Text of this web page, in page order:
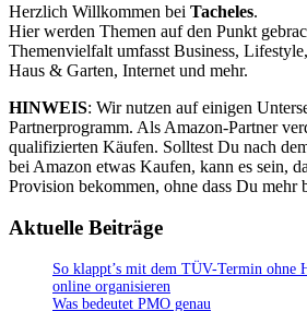
Herzlich Willkommen bei Tacheles.
Hier werden Themen auf den Punkt
Themenvielfalt umfasst Business,
Haus & Garten, Internet und mehr.
HINWEIS: Wir nutzen auf einigen
Partnerprogramm. Als Amazon-Partner
qualifizierten Käufen. Solltest Du nach
bei Amazon etwas Kaufen, kann es sein,
Provision bekommen, ohne dass Du mehr
Aktuelle Beiträge
So klappt’s mit dem TÜV-Termin ohne
online organisieren
Was bedeutet PMO genau